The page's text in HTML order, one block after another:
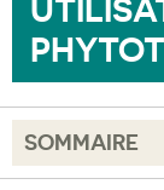
SOMMAIRE